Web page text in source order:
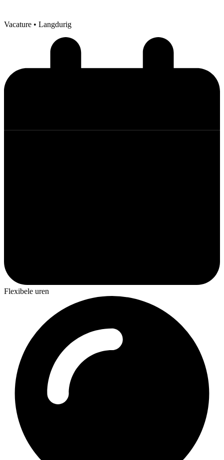
Vacature • Langdurig
Flexibele uren